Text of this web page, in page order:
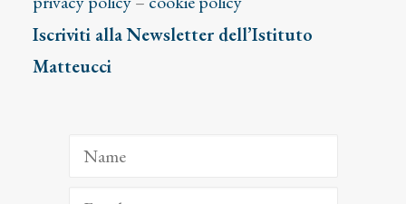
Iscriviti alla Newsletter dell’Istituto
Matteucci